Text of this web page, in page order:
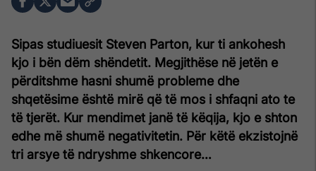
Sipas studiuesit Steven Parton, kur ti ankohesh
kjo i bën dëm shëndetit. Megjithëse në jetën e
përditshme hasni shumë probleme dhe
shqetësime është mirë që të mos i shfaqni ato te
të tjerët. Kur mendimet janë të këqija, kjo e shton
edhe më shumë negativitetin. Për këtë ekzistojnë
tri arsye të ndryshme shkencore…